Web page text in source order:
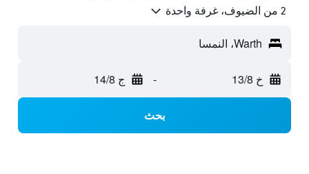
2 من الضيوف، غرفة واحدة
Warth، النمسا
خ 13/8 - ج 14/8
بحث